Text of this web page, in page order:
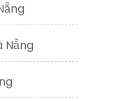
Nẵng